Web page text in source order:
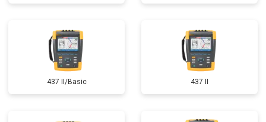
437 II/Basic 437 II